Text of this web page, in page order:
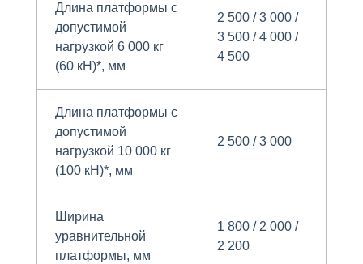
Длина платформы с
допустимой
нагрузкой 6 000 кг
(60 кН)*, мм
2 500 / 3 000 /
3 500 / 4 000 /
4 500
Длина платформы с
допустимой
нагрузкой 10 000 кг
(100 кН)*, мм
2 500 / 3 000
Ширина
уравнительной
платформы, мм
1 800 / 2 000 /
2 200